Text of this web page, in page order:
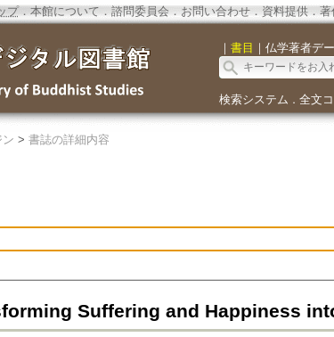
プ．本館について ． 諮問委員会． お問い合わせ． 資料提供． 著
｜ 書目 ｜ 仏学著者デ
検索システム ． 全文
> 書誌の詳細内容
Suffering and Happiness